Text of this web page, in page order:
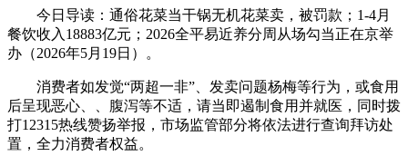
今日导读：通俗花菜当干锅无机花菜卖，被罚款；1-4月
餐饮收入18883亿元；2026全平易近养分周从场勾当正在京举
办（2026年5月19日）。
消费者如发觉“两超一非”、发卖问题杨梅等行为，或食用
后呈现恶心、、腹泻等不适，请当即遏制食用并就医，同时拨
打12315热线赞扬举报，市场监管部分将依法进行查询拜访处
置，全力消费者权益。